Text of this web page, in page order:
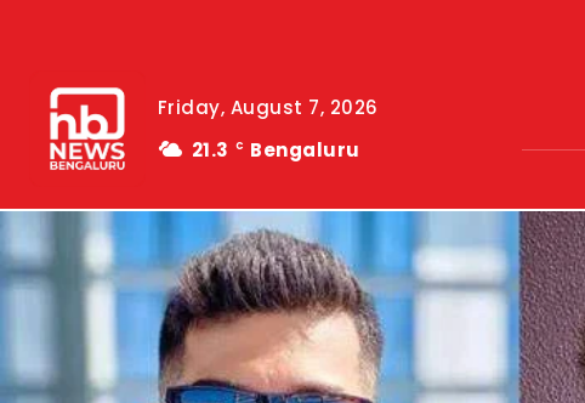
Friday, August 7, 2026
21.3
C Bengaluru